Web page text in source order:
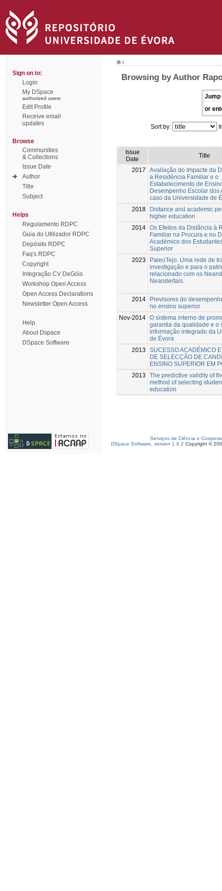
Sign on to:
Login
My DSpace
authorized users
Edit Profile
Receive email
updates
Browse
Communities
& Collections
Issue Date
Author
Title
Subject
Helps
Regulamento RDPC
Guia do Utilizador RDPC
Depósito RDPC
Faq's RDPC
Copyright
Integração CV DeGóis
Workshop Open Access
Open Access Declarations
Newsletter Open Access
Help
About Dspace
DSpace Software
/
Browsing by Author
Jump
or
Sort by:
Issue
Date
Title
2017
Avaliação do Impacte da
a Residência Familiar e o
Estabelecimento de
Desempenho Escolar dos
caso da Universidade de
2018
Distance and academic
higher education
2014 Os Efeitos da Distância à
Familiar na Procura e no
Académico dos
Superior
2023
PaleoTejo. Uma rede de
investigação e para o
relacionado com os
Neandertais.
2014
Previsores do
no ensino superior
Nov-2014 O sistema interno de
garantia da qualidade e o
informação integrado da
de Évora
2013
SUCESSO ACADÉMICO
DE SELECÇÃO DE
ENSINO SUPERIOR EM
2013
The predictive validity of
method of selecting
education
Serviços de Ciência e
DSpace Software, version 1.6.2 Copyright ©